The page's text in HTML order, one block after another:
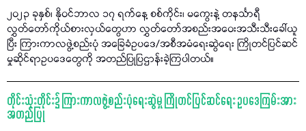
၂၀၂၃ ခုနှစ်၊ နိုဝင်ဘာလ ၁၇ ရက်နေ့ စစ်ကိုင်း၊ မကွေးနဲ့ တနင်္သာရီ
လွှတ်တော်ကိုယ်စားလှယ်တွေဟာ လွှတ်တော်အစည်းအဝေးအသီးသီးခေါ်ယူ
ပြီး ကြားကာလဖွဲ့စည်းပုံ အခြေခံဥပဒေ/အစီအမံရေးဆွဲရေး ကြိုတင်ပြင်ဆင်
မှုဆိုင်ရာဥပဒေတွေကို အတည်ပြုပြဌာန်းခဲ့ကြပါတယ်။
တိုင်းသုံးတိုင်း၌ ကြားကာလဖွဲ့စည်းပုံရေးဆွဲမှု ကြိုတင်ပြင်ဆင်ရေး ဥပဒေကြမ်းအား
အတည်ပြု